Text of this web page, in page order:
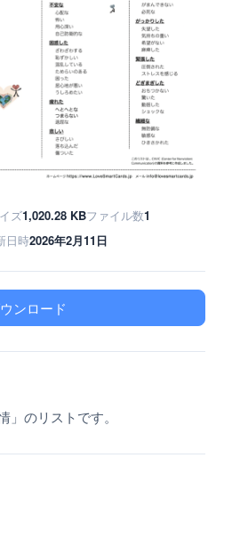
ズ1,020.28 KBファイル数1
日時2026年2月11日
ンロード
」のリストです。